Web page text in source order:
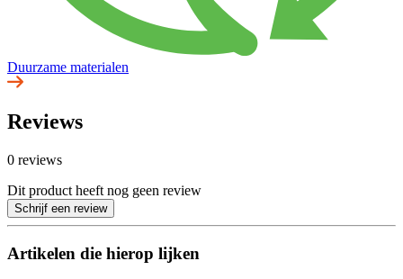
Duurzame materialen
Reviews
0 reviews
Dit product heeft nog geen review
Schrijf een review
Artikelen die hierop lijken